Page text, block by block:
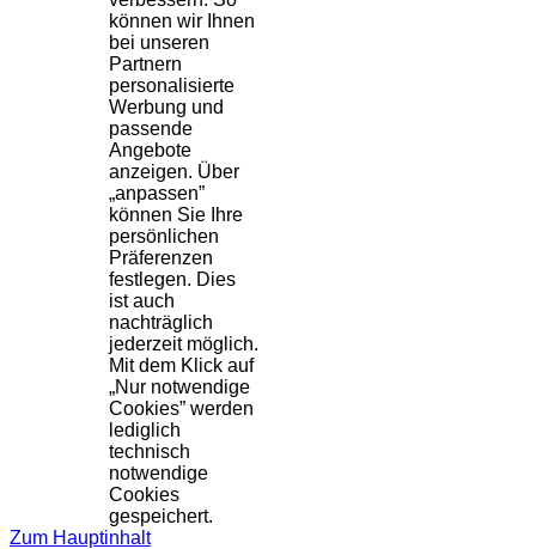
können wir Ihnen
bei unseren
Partnern
personalisierte
Werbung und
passende
Angebote
anzeigen. Über
„anpassen”
können Sie Ihre
persönlichen
Präferenzen
festlegen. Dies
ist auch
nachträglich
jederzeit möglich.
Mit dem Klick auf
„Nur notwendige
Cookies” werden
lediglich
technisch
notwendige
Cookies
gespeichert.
Zum Hauptinhalt